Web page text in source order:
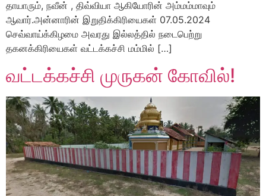
தாயாரும், நவீன் , திவ்வியா ஆகியோரின் அம்மம்மாவும்
ஆவார்.அன்னாரின் இறுதிக்கிரியைகள் 07.05.2024
செவ்வாய்க்கிழமை அவரது இல்லத்தில் நடைபெற்று
தகனக்கிரியைகள் வட்டக்கச்சி மம்மில் […]
வட்டக்கச்சி முருகன் கோவில்!